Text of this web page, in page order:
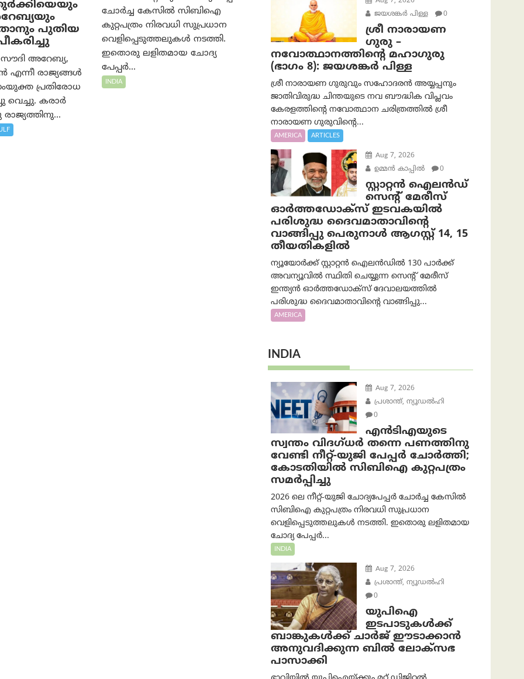
പുതിയ
അറേബ്യ,
എന്നീ രാജ്യങ്ങൾ
പ്രതിരോധ
വെച്ചു. കരാർ
രാജ്യത്തിനു...
ചോർച്ച കേസിൽ സിബിഐ
കുറ്റപത്രം നിരവധി സുപ്രധാന
വെളിപ്പെടുത്തലുകൾ നടത്തി.
ഇതൊരു ലളിതമായ ചോദ്യ
പേപ്പർ...
INDIA
ജയശങ്കര്‍ പിള്ള
0
ശ്രീ നാരായണ
ഗുരു –
നവോത്ഥാനത്തിന്റെ മഹാഗുരു
(ഭാഗം 8): ജയശങ്കര്‍ പിള്ള
ശ്രീ നാരായണ ഗുരുവും സഹോദരൻ അയ്യപ്പനും
ജാതിവിരുദ്ധ ചിന്തയുടെ നവ ബൗദ്ധിക വിപ്ലവം
കേരളത്തിന്റെ നവോത്ഥാന ചരിത്രത്തിൽ ശ്രീ
നാരായണ ഗുരുവിന്റെ...
AMERICA ARTICLES
Aug 7, 2026
ഉമ്മന്‍ കാപ്പില്‍
0
സ്റ്റാറ്റൻ ഐലൻഡ്
സെന്റ് മേരീസ്
ഓർത്തഡോക്സ് ഇടവകയിൽ
പരിശുദ്ധ ദൈവമാതാവിന്റെ
വാങ്ങിപ്പു പെരുനാൾ ആഗസ്റ്റ് 14, 15
തീയതികളിൽ
ന്യൂയോർക്ക് സ്റ്റാറ്റൻ ഐലൻഡിൽ 130 പാർക്ക്
അവന്യൂവിൽ സ്ഥിതി ചെയ്യുന്ന സെന്റ് മേരീസ്
ഇന്ത്യൻ ഓർത്തഡോക്സ് ദേവാലയത്തിൽ
പരിശുദ്ധ ദൈവമാതാവിന്റെ വാങ്ങിപ്പു...
AMERICA
INDIA
Aug 7, 2026
പ്രശാന്ത്, ന്യൂഡല്‍ഹി
0
എൻ‌ടി‌എയുടെ
സ്വന്തം വിദഗ്ധർ തന്നെ പണത്തിനു
വേണ്ടി നീറ്റ്-യു‌ജി പേപ്പർ ചോർത്തി;
കോടതിയില്‍ സിബിഐ കുറ്റപത്രം
സമര്‍പ്പിച്ചു
2026 ലെ നീറ്റ്-യുജി ചോദ്യപേപ്പർ ചോർച്ച കേസിൽ
സിബിഐ കുറ്റപത്രം നിരവധി സുപ്രധാന
വെളിപ്പെടുത്തലുകൾ നടത്തി. ഇതൊരു ലളിതമായ
ചോദ്യ പേപ്പർ...
INDIA
Aug 7, 2026
പ്രശാന്ത്, ന്യൂഡല്‍ഹി
0
യുപിഐ
ഇടപാടുകൾക്ക്
ബാങ്കുകൾക്ക് ചാർജ് ഈടാക്കാൻ
അനുവദിക്കുന്ന ബിൽ ലോക്‌സഭ
പാസാക്കി